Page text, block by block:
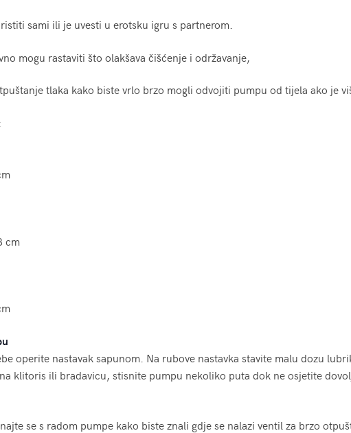
sami ili je uvesti u erotsku igru s partnerom.
mogu rastaviti što olakšava čišćenje i održavanje,
tlaka kako biste vrlo brzo mogli odvojiti pumpu od tijela ako je
cm
operite nastavak sapunom. Na rubove nastavka stavite malu dozu
klitoris ili bradavicu, stisnite pumpu nekoliko puta dok ne osjetite
se s radom pumpe kako biste znali gdje se nalazi ventil za brzo